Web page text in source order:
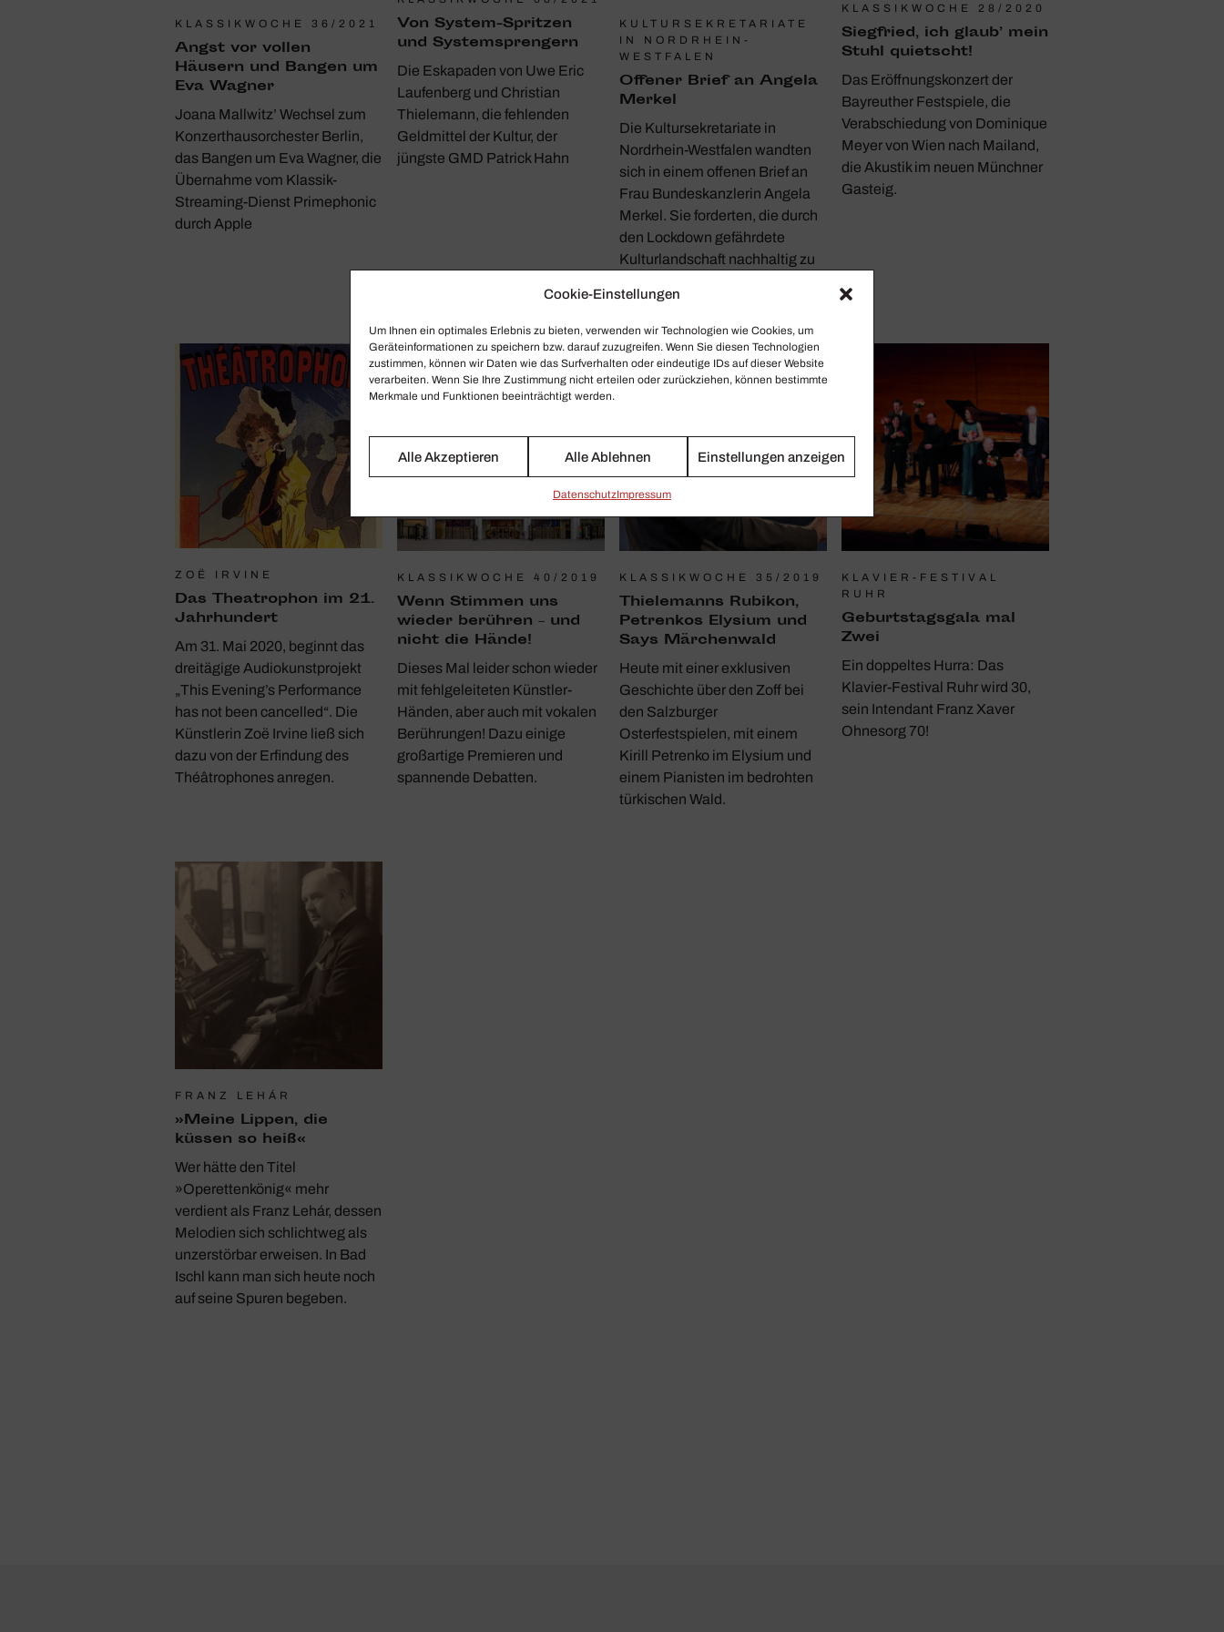
Cookie-Einstellungen
Um Ihnen ein optimales Erlebnis zu bieten, verwenden wir Technologien wie Cookies, um
Geräteinformationen zu speichern bzw. darauf zuzugreifen. Wenn Sie diesen Technologien
zustimmen, können wir Daten wie das Surfverhalten oder eindeutige IDs auf dieser Website
verarbeiten. Wenn Sie Ihre Zustimmung nicht erteilen oder zurückziehen, können bestimmte
Merkmale und Funktionen beeinträchtigt werden.
Alle Akzeptieren Alle Ablehnen Einstellungen anzeigen
Daten­schutzImpressum
KLASSIKWOCHE 36/2021
Angst vor vollen
Häusern und Bangen um
Eva Wagner
Joana Mallwitz’ Wechsel zum
Konzerthausorchester Berlin,
das Bangen um Eva Wagner, die
Übernahme vom Klassik-
Streaming-Dienst Primephonic
durch Apple
Von System-Spritzen
und System­spren­gern
Die Eskapaden von Uwe Eric
Laufenberg und Christian
Thielemann, die fehlenden
Geldmittel der Kultur, der
jüngste GMD Patrick Hahn
KULTURSEKRETARIATE
IN NORDRHEIN-
WESTFALEN
Offener Brief an Angela
Merkel
Die Kultursekretariate in
Nordrhein-Westfalen wandten
sich in einem offenen Brief an
Frau Bundeskanzlerin Angela
Merkel. Sie forderten, die durch
den Lockdown gefährdete
Kulturlandschaft nachhaltig zu
KLASSIKWOCHE 28/2020
Sieg­fried, ich glaub’ mein
Stuhl quietscht!
Das Eröffnungskonzert der
Bayreuther Festspiele, die
Verabschiedung von Dominique
Meyer von Wien nach Mailand,
die Akustik im neuen Münchner
Gasteig.
ZOË IRVINE
Das Theatro­phon im 21.
Jahr­hun­dert
Am 31. Mai 2020, beginnt das
dreitägige Audiokunstprojekt
„This Evening’s Performance
has not been cancelled“. Die
Künstlerin Zoë Irvine ließ sich
dazu von der Erfindung des
Théâtrophones anregen.
KLASSIKWOCHE 40/2019
Wenn Stimmen uns
wieder berühren – und
nicht die Hände!
Dieses Mal leider schon wieder
mit fehl­ge­lei­teten Künstler-
Händen, aber auch mit vokalen
Berüh­rungen! Dazu einige
groß­ar­tige Premieren und
span­nende Debatten.
KLASSIKWOCHE 35/2019
Thie­le­manns Rubikon,
Petrenkos Elysium und
Says Märchen­wald
Heute mit einer exklusiven
Geschichte über den Zoff bei
den Salzburger
Osterfestspielen, mit einem
Kirill Petrenko im Elysium und
einem Pianisten im bedrohten
türkischen Wald.
KLAVIER-FESTIVAL
RUHR
Geburts­tags­gala mal
Zwei
Ein doppeltes Hurra: Das
Klavier-Festival Ruhr wird 30,
sein Intendant Franz Xaver
Ohnesorg 70!
FRANZ LEHÁR
»Meine Lippen, die
küssen so heiß«
Wer hätte den Titel
»Operettenkönig« mehr
verdient als Franz Lehár, dessen
Melodien sich schlichtweg als
unzerstörbar erweisen. In Bad
Ischl kann man sich heute noch
auf seine Spuren begeben.